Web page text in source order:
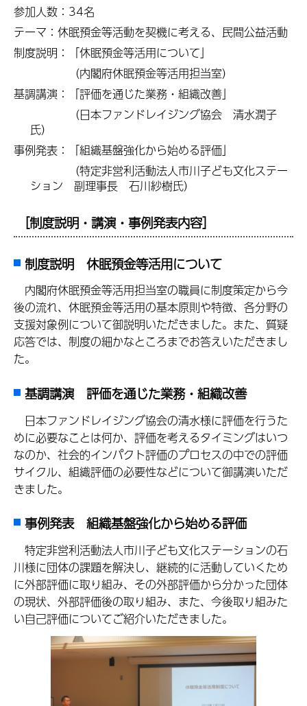
参加人数：34名
テーマ：休眠預金等活動を契機に考える、民間公益活動
制度説明：「休眠預金等活用について」
（内閣府休眠預金等活用担当室）
基調講演：「評価を通じた業務・組織改善」
（日本ファンドレイジング協会 清水潤子
氏）
事例発表：「組織基盤強化から始める評価」
（特定非営利活動法人市川子ども文化ステー
ション 副理事長 石川紗樹氏）
［制度説明・講演・事例発表内容］
制度説明 休眠預金等活用について
内閣府休眠預金等活用担当室の職員に制度策定から今
後の流れ、休眠預金等活用の基本原則や特徴、各分野の
支援対象例について御説明いただきました。また、質疑
応答では、制度の細かなところまでお答えいただきまし
た。
基調講演 評価を通じた業務・組織改善
日本ファンドレイジング協会の清水様に評価を行うた
めに必要なことは何か、評価を考えるタイミングはいつ
なのか、社会的インパクト評価のプロセスの中での評価
サイクル、組織評価の必要性などについて御講演いただ
きました。
事例発表 組織基盤強化から始める評価
特定非営利活動法人市川子ども文化ステーションの石
川様に団体の課題を解決し、継続的に活動していくため
に外部評価に取り組み、その外部評価から分かった団体
の現状、外部評価後の取り組み、また、今後取り組みた
い自己評価についてご紹介いただきました。